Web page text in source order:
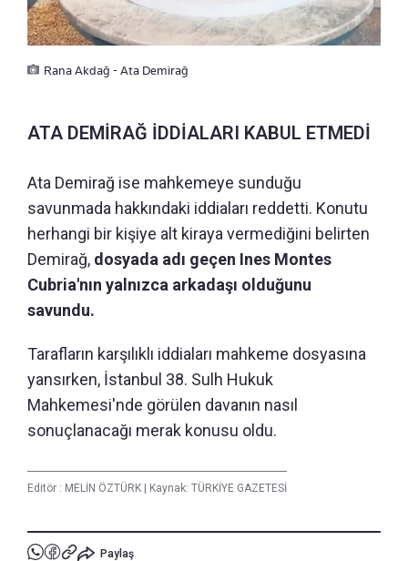
Rana Akdağ - Ata Demirağ
ATA DEMİRAĞ İDDİALARI KABUL ETMEDİ
Ata Demirağ ise mahkemeye sunduğu
savunmada hakkındaki iddiaları reddetti. Konutu
herhangi bir kişiye alt kiraya vermediğini belirten
Demirağ, dosyada adı geçen Ines Montes
Cubria'nın yalnızca arkadaşı olduğunu
savundu.
Tarafların karşılıklı iddiaları mahkeme dosyasına
yansırken, İstanbul 38. Sulh Hukuk
Mahkemesi'nde görülen davanın nasıl
sonuçlanacağı merak konusu oldu.
Editör : MELİN ÖZTÜRK Kaynak: TÜRKİYE GAZETESİ
Paylaş